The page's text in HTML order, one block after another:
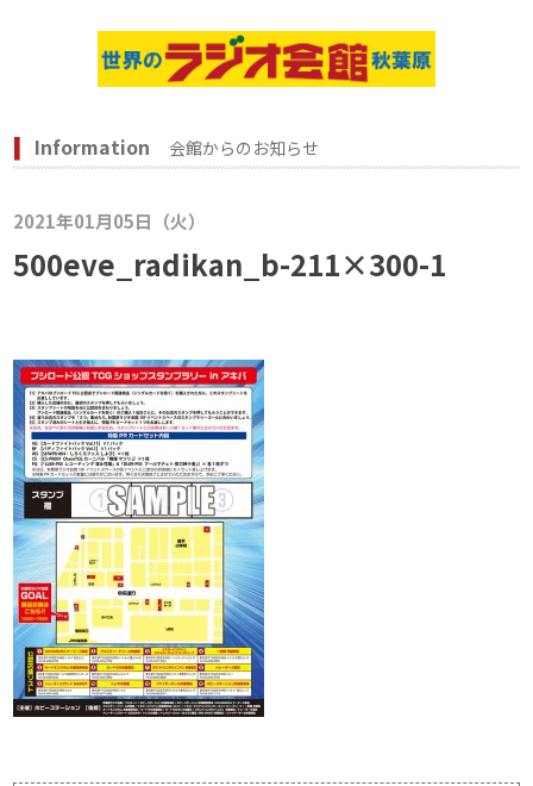
Information 会館からのお知らせ
2021年01月05日（火）
500eve_radikan_b-211×300-1